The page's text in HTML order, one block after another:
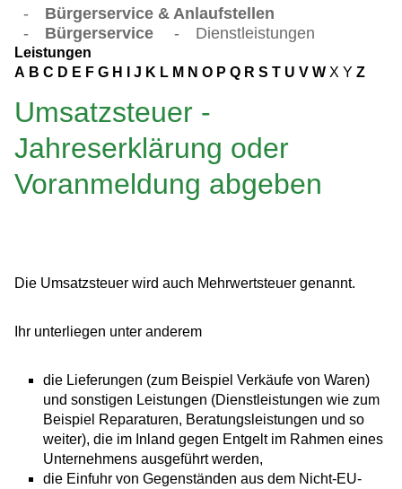
-
Bürgerservice & Anlaufstellen
-
Bürgerservice - Dienstleistungen
Leistungen
A B C D E F G H J K L M N O P Q R S T U V W X Y Z
Umsatzsteuer -
Jahreserklärung oder
Voranmeldung abgeben
Die Umsatzsteuer wird auch Mehrwertsteuer genannt.
Ihr unterliegen unter anderem
die Lieferungen (zum Beispiel Verkäufe von Waren)
und sonstigen Leistungen (Dienstleistungen wie zum
Beispiel Reparaturen, Beratungsleistungen und so
weiter), die im Inland gegen Entgelt im Rahmen eines
Unternehmens ausgeführt werden,
die Einfuhr von Gegenständen aus dem Nicht-EU-